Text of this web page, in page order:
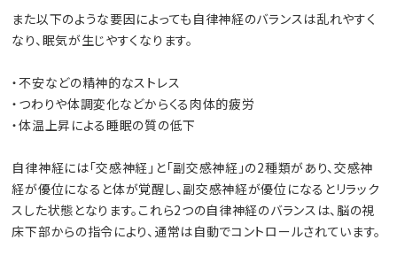
また以下のような要因によっても自律神経のバランスは乱れやすく
なり、眠気が生じやすくなります。
・不安などの精神的なストレス
・つわりや体調変化などからくる肉体的疲労
・体温上昇による睡眠の質の低下
自律神経には「交感神経」と「副交感神経」の2種類があり、交感神
経が優位になると体が覚醒し、副交感神経が優位になるとリラック
スした状態となります。これら2つの自律神経のバランスは、脳の視
床下部からの指令により、通常は自動でコントロールされています。